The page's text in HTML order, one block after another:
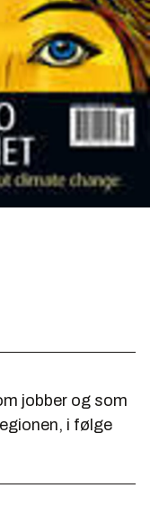
jobber og som
i følge